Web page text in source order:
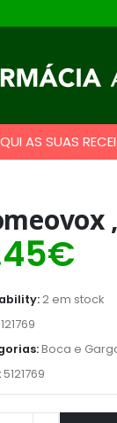
AS SUAS
€
2 em stock
Boca e
5121769